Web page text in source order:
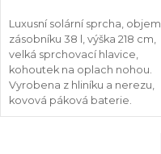
Luxusní solární sprcha, objem
zásobníku 38 l, výška 218 cm,
velká sprchovací hlavice,
kohoutek na oplach nohou.
Vyrobena z hliníku a nerezu,
kovová páková baterie.